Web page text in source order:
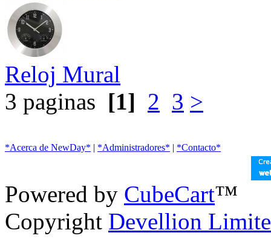
Reloj Mural
3 paginas [1] 2 3 >
*Acerca de NewDay* | *Administradores* | *Contacto*
Powered by CubeCart™
Copyright Devellion